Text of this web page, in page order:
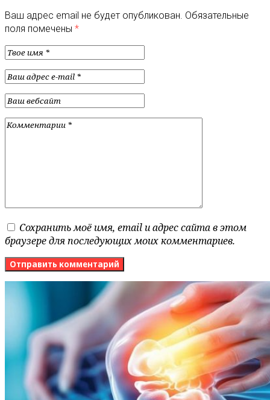
Ваш адрес email не будет опубликован. Обязательные
поля помечены *
Сохранить моё имя, email и адрес сайта в этом
браузере для последующих моих комментариев.